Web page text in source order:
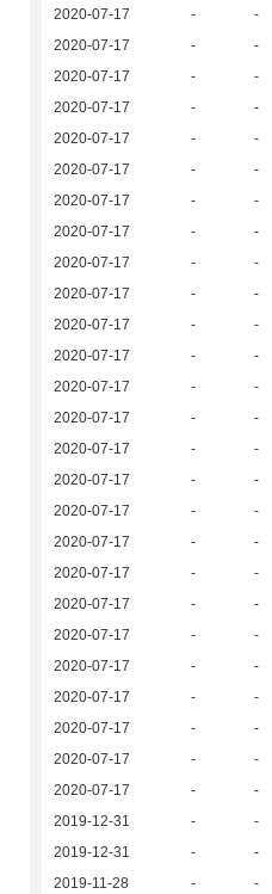
2020-07-17 - -
2020-07-17
- -
2020-07-17
- -
2020-07-17
- -
2020-07-17
- -
2020-07-17
- -
2020-07-17
- -
2020-07-17
- -
2020-07-17
- -
2020-07-17
- -
2020-07-17
- -
2020-07-17
- -
2020-07-17
- -
2020-07-17
- -
2020-07-17
- -
2020-07-17
- -
2020-07-17
- -
2020-07-17
- -
2020-07-17
- -
2020-07-17
- -
2020-07-17
- -
2020-07-17
- -
2020-07-17
- -
2020-07-17
- -
2020-07-17
- -
2020-07-17
- -
2019-12-31
- -
2019-12-31
- -
2019-11-28
- -